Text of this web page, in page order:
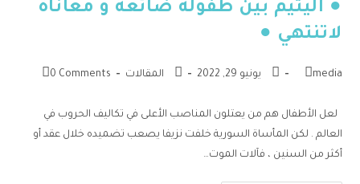
● اليتيم بين طفولة ضائعة و معاناة
لاتنتهي ●
media يونيو 29, 2022 المقالات 0 Comments
لعل الأطفال هم من يعتلون المناصب الأعلى في تكاليف الحروب في
العالم . لكن المأساة السورية خلفت نزيفا يصعب تضميده خلال عقد أو
أكثر من السنين ، فآلات الموت…